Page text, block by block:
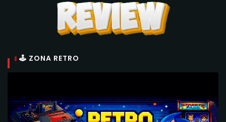
🕹 ZONA RETRO